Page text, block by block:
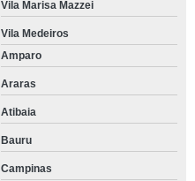
Vila Marisa Mazzei
Vila Medeiros
Amparo
Araras
Atibaia
Bauru
Campinas